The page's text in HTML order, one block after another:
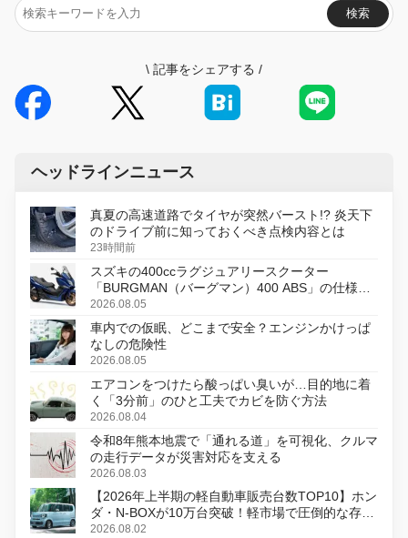
検索
\ 記事をシェアする /
ヘッドラインニュース
真夏の高速道路でタイヤが突然バースト!? 炎天下
のドライブ前に知っておくべき点検内容とは
23時間前
スズキの400ccラグジュアリースクーター
「BURGMAN（バーグマン）400 ABS」の仕様を
変更し、8月18日に発売
2026.08.05
車内での仮眠、どこまで安全？エンジンかけっぱ
なしの危険性
2026.08.05
エアコンをつけたら酸っぱい臭いが…目的地に着
く「3分前」のひと工夫でカビを防ぐ方法
2026.08.04
令和8年熊本地震で「通れる道」を可視化、クルマ
の走行データが災害対応を支える
2026.08.03
【2026年上半期の軽自動車販売台数TOP10】ホン
ダ・N-BOXが10万台突破！軽市場で圧倒的な存在
感
2026.08.02